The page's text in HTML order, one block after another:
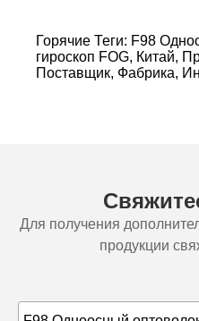
Горячие Теги: F98
гироскоп FOG, Китай,
Поставщик, Фабрика,
Для получения
продукции